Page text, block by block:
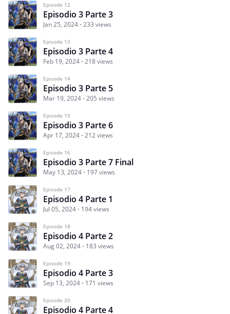
Episode 12
Episodio 3 Parte 3
Jan 25, 2024 233 views
Episode 13
Episodio 3 Parte 4
Feb 19, 2024 218 views
Episode 14
Episodio 3 Parte 5
Mar 19, 2024 205 views
Episode 15
Episodio 3 Parte 6
Apr 17, 2024 212 views
Episode 16
Episodio 3 Parte 7 Final
May 13, 2024 197 views
Episode 17
Episodio 4 Parte 1
Jul 05, 2024 194 views
Episode 18
Episodio 4 Parte 2
Aug 02, 2024 183 views
Episode 19
Episodio 4 Parte 3
Sep 13, 2024 171 views
Episode 20
Episodio 4 Parte 4